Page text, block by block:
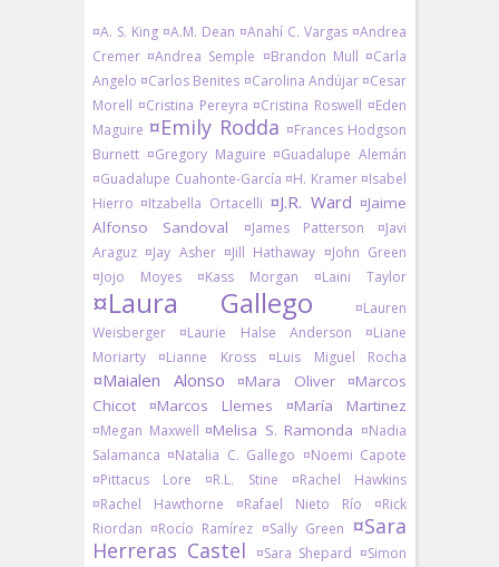
¤A. S. King ¤A.M. Dean ¤Anahí C. Vargas ¤Andrea
Cremer ¤Andrea Semple ¤Brandon Mull ¤Carla
Angelo ¤Carlos Benites ¤Carolina Andújar ¤Cesar
Morell ¤Cristina Pereyra ¤Cristina Roswell ¤Eden
Maguire ¤Emily Rodda ¤Frances Hodgson
Burnett ¤Gregory Maguire ¤Guadalupe Alemán
¤Guadalupe Cuahonte-García ¤H. Kramer ¤Isabel
Hierro ¤Itzabella Ortacelli ¤J.R. Ward ¤Jaime
Alfonso Sandoval
¤James Patterson
¤Javi
Araguz ¤Jay Asher ¤Jill Hathaway ¤John Green
¤Jojo Moyes
¤Kass Morgan ¤Laini Taylor
¤Laura Gallego
¤Lauren
Weisberger
¤Laurie Halse Anderson
¤Liane
Moriarty
¤Lianne Kross ¤Luis Miguel Rocha
¤Maialen Alonso ¤Mara Oliver
¤Marcos
Chicot
¤Marcos Llemes ¤María Martinez
¤Megan Maxwell ¤Melisa S. Ramonda ¤Nadia
Salamanca ¤Natalia C. Gallego ¤Noemi Capote
¤Pittacus Lore
¤R.L. Stine
¤Rachel Hawkins
¤Rachel Hawthorne
¤Rafael Nieto Río
¤Rick
Riordan ¤Rocío Ramírez ¤Sally Green ¤Sara
Herreras Castel
¤Sara Shepard ¤Simon